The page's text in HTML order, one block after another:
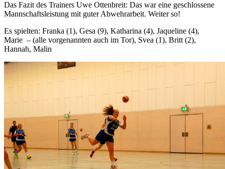
Das Fazit des Trainers Uwe Ottenbreit: Das war eine geschlossene
Mannschaftsleistung mit guter Abwehrarbeit. Weiter so!
Es spielten: Franka (1), Gesa (9), Katharina (4), Jaqueline (4),
Marie – (alle vorgenannten auch im Tor), Svea (1), Britt (2),
Hannah, Malin